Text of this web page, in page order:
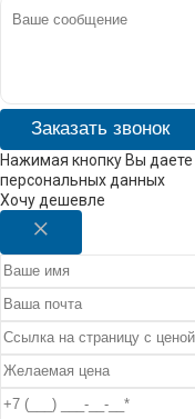
Заказать звонок
Нажимая кнопку Вы даете
персональных данных
Хочу дешевле